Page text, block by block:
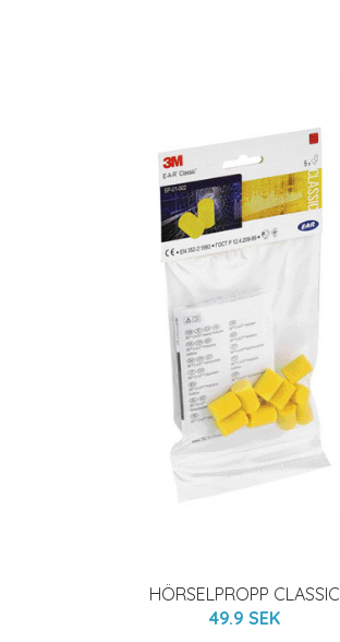
HÖRSELPROPP CLASSIC
49.9 SEK